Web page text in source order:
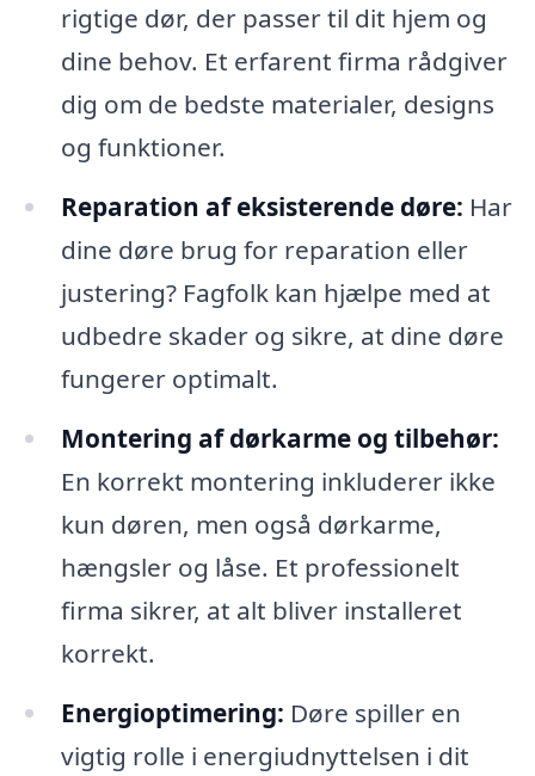
rigtige dør, der passer til dit hjem og
dine behov. Et erfarent firma rådgiver
dig om de bedste materialer, designs
og funktioner.
Reparation af eksisterende døre: Har
dine døre brug for reparation eller
justering? Fagfolk kan hjælpe med at
udbedre skader og sikre, at dine døre
fungerer optimalt.
Montering af dørkarme og tilbehør:
En korrekt montering inkluderer ikke
kun døren, men også dørkarme,
hængsler og låse. Et professionelt
firma sikrer, at alt bliver installeret
korrekt.
Energioptimering: Døre spiller en
vigtig rolle i energiudnyttelsen i dit